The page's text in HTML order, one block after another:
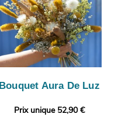
Bouquet Aura De Luz
Prix unique 52,90 €